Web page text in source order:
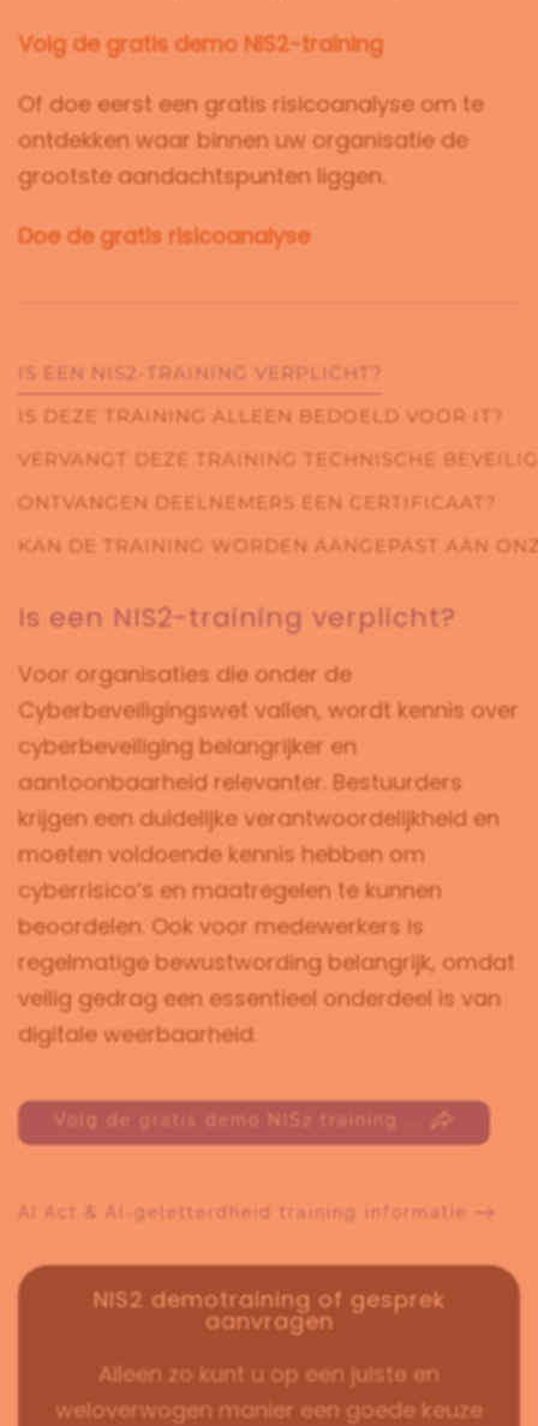
Volg de gratis demo NIS2-training
Of doe eerst een gratis risicoanalyse om te
ontdekken waar binnen uw organisatie de
grootste aandachtspunten liggen.
Doe de gratis risicoanalyse
IS EEN NIS2-TRAINING VERPLICHT?
IS DEZE TRAINING ALLEEN BEDOELD VOOR IT?
VERVANGT DEZE TRAINING TECHNISCHE
ONTVANGEN DEELNEMERS EEN CERTIFICAAT?
KAN DE TRAINING WORDEN AANGEPAST AAN
Is een NIS2-training verplicht?
Voor organisaties die onder de
Cyberbeveiligingswet vallen, wordt kennis over
cyberbeveiliging belangrijker en
aantoonbaarheid relevanter. Bestuurders
krijgen een duidelijke verantwoordelijkheid en
moeten voldoende kennis hebben om
cyberrisico’s en maatregelen te kunnen
beoordelen. Ook voor medewerkers is
regelmatige bewustwording belangrijk, omdat
veilig gedrag een essentieel onderdeel is van
digitale weerbaarheid.
Volg de gratis demo NIS2 training ...
AI Act & AI-geletterdheid training informatie
NIS2 demotraining of gesprek
aanvragen
Alleen zo kunt u op een juiste en
weloverwogen manier een goede keuze